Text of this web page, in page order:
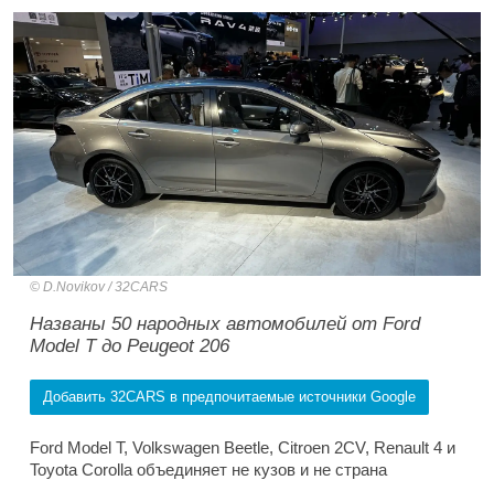
D.Novikov / 32CARS
Названы 50 народных автомобилей от Ford
Model T до Peugeot 206
Добавить 32CARS в предпочитаемые источники Google
Ford Model T, Volkswagen Beetle, Citroen 2CV, Renault 4 и
Toyota Corolla объединяет не кузов и не страна